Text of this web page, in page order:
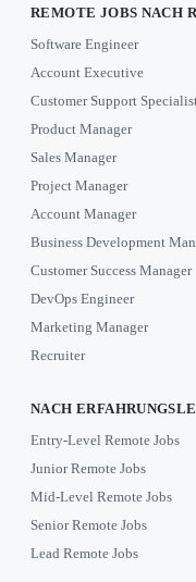
REMOTE JOBS NACH
Software Engineer
Account Executive
Customer Support
Product Manager
Sales Manager
Project Manager
Account Manager
Business Development
Customer Success Manager
DevOps Engineer
Marketing Manager
Recruiter
NACH
Entry-Level Remote Jobs
Junior Remote Jobs
Mid-Level Remote Jobs
Senior Remote Jobs
Lead Remote Jobs